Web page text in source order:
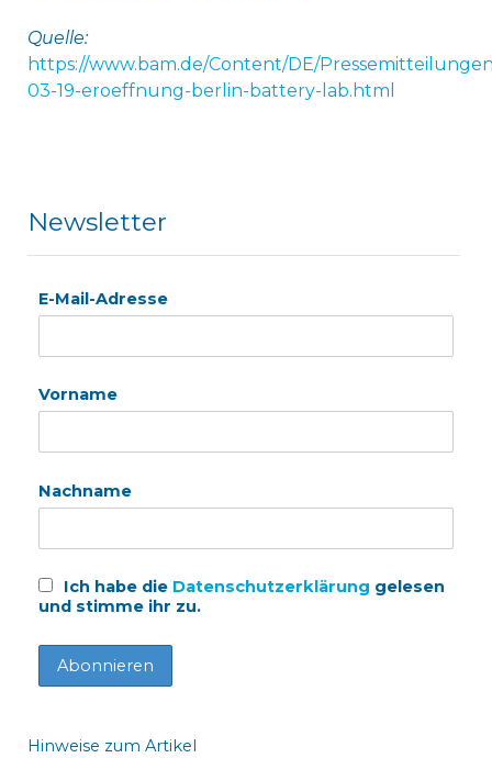
Quelle:
https://www.bam.de/Content/DE/
03-19-eroeffnung-berlin-battery-lab.html
Newsletter
E-Mail-Adresse
Vorname
Nachname
Ich habe die Datenschutzerklärung gelesen
und stimme ihr zu.
Hinweise zum Artikel